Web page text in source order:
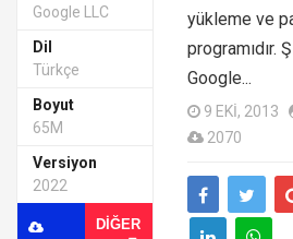
Google LLC
Dil
Türkçe
Boyut
65M
Versiyon
2022
DIĞER
yükleme ve
programıdır.
Google...
9 EKI, 2013
2070